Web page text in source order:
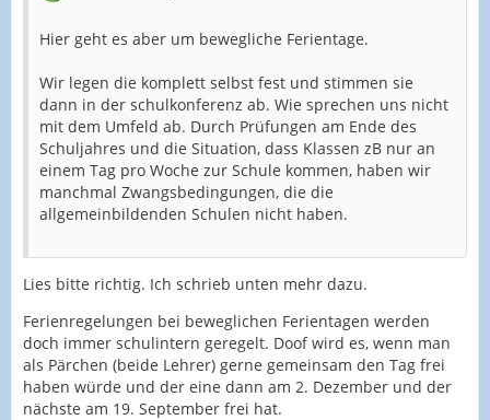
Hier geht es aber um bewegliche Ferientage.
Wir legen die komplett selbst fest und stimmen sie
dann in der schulkonferenz ab. Wie sprechen uns nicht
mit dem Umfeld ab. Durch Prüfungen am Ende des
Schuljahres und die Situation, dass Klassen zB nur an
einem Tag pro Woche zur Schule kommen, haben wir
manchmal Zwangsbedingungen, die die
allgemeinbildenden Schulen nicht haben.
Lies bitte richtig. Ich schrieb unten mehr dazu.
Ferienregelungen bei beweglichen Ferientagen werden
doch immer schulintern geregelt. Doof wird es, wenn man
als Pärchen (beide Lehrer) gerne gemeinsam den Tag frei
haben würde und der eine dann am 2. Dezember und der
nächste am 19. September frei hat.